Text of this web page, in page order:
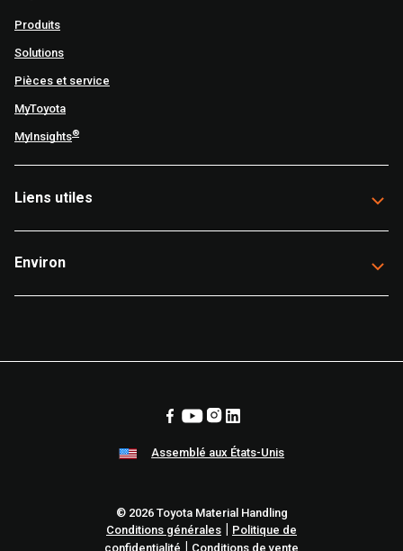
Produits
Solutions
Pièces et service
MyToyota
MyInsights®
Liens utiles
Environ
Assemblé aux États-Unis
© 2026 Toyota Material Handling
Conditions générales | Politique de
confidentialité | Conditions de vente